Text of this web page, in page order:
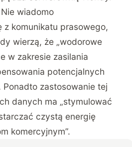
wiadomo
z komunikatu prasowego,
wierzą, że „wodorowe
w zakresie zasilania
potencjalnych
zastosowanie tej
danych ma „stymulować
czystą energię
komercyjnym”.